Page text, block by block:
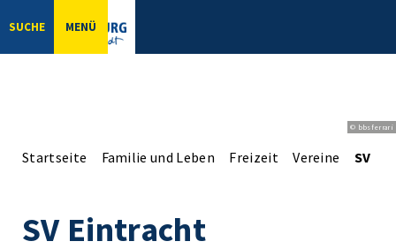
SUCHE MENÜ
© bbsferrari
Startseite Familie und Leben Freizeit Vereine SV
SV Eintracht